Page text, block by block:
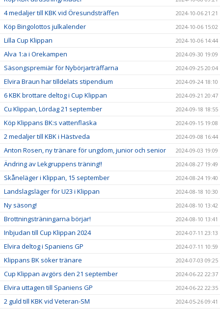
4 medaljer till KBK vid Öresundsträffen 2024-10-06 21:21
Köp Bingolottos julkalender 2024-10-06 15:02
Lilla Cup Klippan 2024-10-06 14:44
Alva 1:a i Orekampen 2024-09-30 19:09
Säsongspremiär för Nybörjarträffarna 2024-09-25 20:04
Elvira Braun har tilldelats stipendium 2024-09-24 18:10
6 KBK brottare deltog i Cup Klippan 2024-09-21 20:47
Cu Klippan, Lördag 21 september 2024-09-18 18:55
Köp Klippans BK:s vattenflaska 2024-09-15 19:08
2 medaljer till KBK i Hästveda 2024-09-08 16:44
Anton Rosen, ny tränare för ungdom, junior och senior 2024-09-03 19:09
Ändring av Lekgruppens träning!! 2024-08-27 19:49
Skåneläger i Klippan, 15 september 2024-08-24 19:40
Landslagsläger för U23 i Klippan 2024-08-18 10:30
Ny säsong! 2024-08-10 13:42
Brottningsträningarna börjar! 2024-08-10 13:41
Inbjudan till Cup Klippan 2024 2024-07-11 23:13
Elvira deltog i Spaniens GP 2024-07-11 10:59
Klippans BK söker tränare 2024-07-03 09:25
Cup Klippan avgörs den 21 september 2024-06-22 22:37
Elvira uttagen till Spaniens GP 2024-06-22 22:35
2 guld till KBK vid Veteran-SM 2024-05-26 09:41